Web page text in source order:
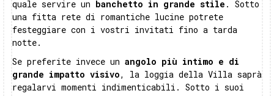
quale servire un banchetto in grande stile . Sotto
una fitta rete di romantiche lucine potrete
festeggiare con i vostri invitati fino a tarda
notte.
Se preferite invece un angolo più intimo e di
grande impatto visivo, la loggia della Villa saprà
regalarvi momenti indimenticabili. Sotto i suoi